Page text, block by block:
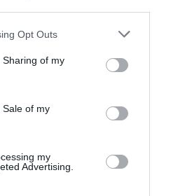
app uses one or more Google
behaviour. You may click to
and its third-party tags to
purposes in below Google
Opt Outs
of my
of my
my
Advertising.
A PIZZA HUTTAL ÉS
LEGNAGYOBB PIZZÁJÁT